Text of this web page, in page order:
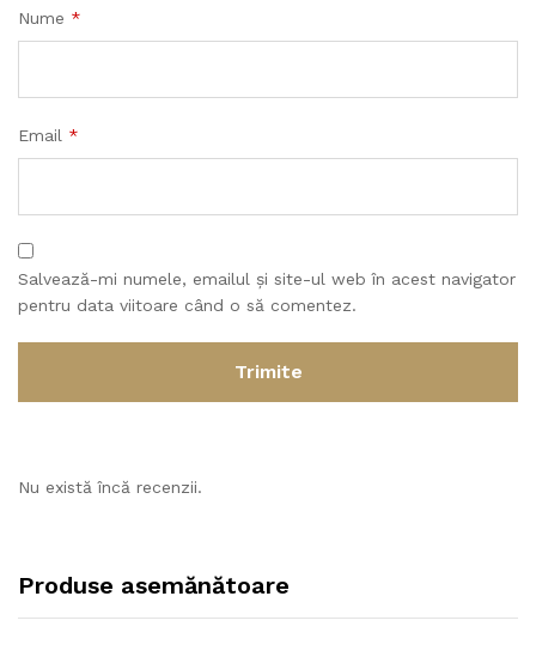
Nume *
Email *
Salvează-mi numele, emailul și site-ul web în acest navigator
pentru data viitoare când o să comentez.
Nu există încă recenzii.
Produse asemănătoare